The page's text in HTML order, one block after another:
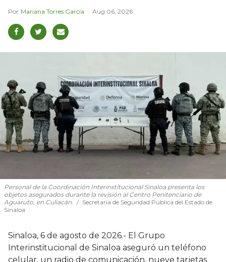
Mariana Torres García Aug 06, 2026
Personal de la Coordinación Interinstitucional Sinaloa presenta los
objetos asegurados durante la revisión al Centro Penitenciario de
Aguaruto, en Culiacán.
Secretaría de Seguridad Pública del Estado de
Sinaloa
Sinaloa, 6 de agosto de 2026.- El Grupo
Interinstitucional de Sinaloa aseguró un teléfono
celular, un radio de comunicación, nueve tarjetas